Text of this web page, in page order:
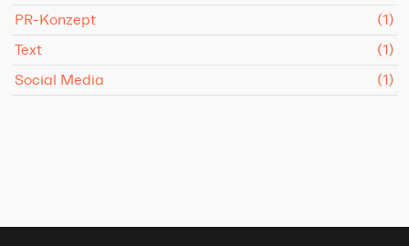
PR-Konzept
(1)
Text
(1)
Social Media
(1)